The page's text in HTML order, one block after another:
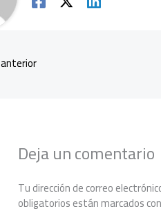
Deja un comentario
Tu dirección de correo
obligatorios están marcados con